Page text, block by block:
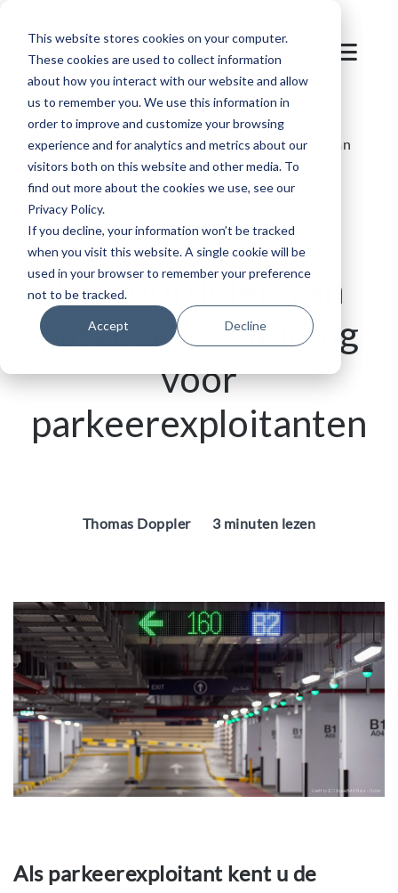
This website stores cookies on your computer.
These cookies are used to collect information
about how you interact with our website and allow
us to remember you. We use this information in
order to improve and customize your browsing
experience and for analytics and metrics about our
visitors both on this website and other media. To
find out more about the cookies we use, see our
Privacy Policy.
If you decline, your information won’t be tracked
when you visit this website. A single cookie will be
used in your browser to remember your preference
not to be tracked.
Accept Decline
Blog /Parkeren en Mobiliteit /De voordelen van
parkeerbegeleiding voor parkeerexploitanten
De voordelen van
parkeerbegeleiding
voor
parkeerexploitanten
Thomas Doppler 3 minuten lezen
Als parkeerexploitant kent u de